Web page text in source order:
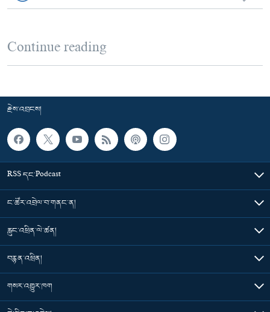
Continue reading
རྗེས་འབྲངས།
RSS དང་Podcast
ང་ཚོར་འབྲེལ་བ་གནང་ན།
རླུང་འཕྲིན་ལེ་ཚན།
བརྙན་འཕྲིན།
གསར་འགྱུར་ཁག